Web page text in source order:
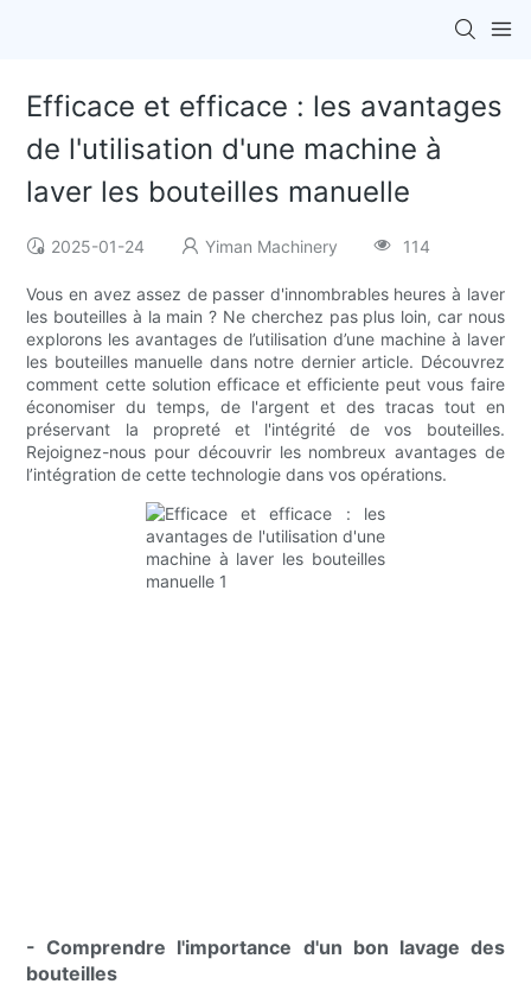
Efficace et efficace : les avantages
de l'utilisation d'une machine à
laver les bouteilles manuelle
2025-01-24 Yiman Machinery 114
Vous en avez assez de passer d'innombrables heures à laver
les bouteilles à la main ? Ne cherchez pas plus loin, car nous
explorons les avantages de l’utilisation d’une machine à laver
les bouteilles manuelle dans notre dernier article. Découvrez
comment cette solution efficace et efficiente peut vous faire
économiser du temps, de l'argent et des tracas tout en
préservant la propreté et l'intégrité de vos bouteilles.
Rejoignez-nous pour découvrir les nombreux avantages de
l’intégration de cette technologie dans vos opérations.
- Comprendre l'importance d'un bon lavage des
bouteilles